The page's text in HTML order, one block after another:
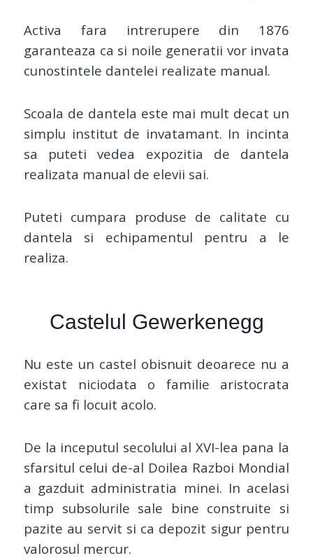
Activa fara intrerupere din 1876
garanteaza ca si noile generatii vor invata
cunostintele dantelei realizate manual.
Scoala de dantela este mai mult decat un
simplu institut de invatamant. In incinta
sa puteti vedea expozitia de dantela
realizata manual de elevii sai.
Puteti cumpara produse de calitate cu
dantela si echipamentul pentru a le
realiza.
Castelul Gewerkenegg
Nu este un castel obisnuit deoarece nu a
existat niciodata o familie aristocrata
care sa fi locuit acolo.
De la inceputul secolului al XVI-lea pana la
sfarsitul celui de-al Doilea Razboi Mondial
a gazduit administratia minei. In acelasi
timp subsolurile sale bine construite si
pazite au servit si ca depozit sigur pentru
valorosul mercur.